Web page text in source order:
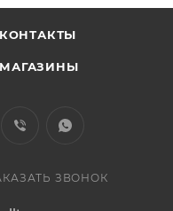
КОНТАКТЫ
МАГАЗИНЫ
ЗВОНОК